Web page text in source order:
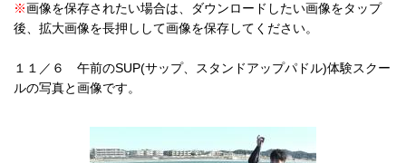
※画像を保存されたい場合は、ダウンロードしたい画像をタップ
後、拡大画像を長押しして画像を保存してください。
１１／６ 午前のSUP(サップ、スタンドアップパドル)体験スクー
ルの写真と画像です。